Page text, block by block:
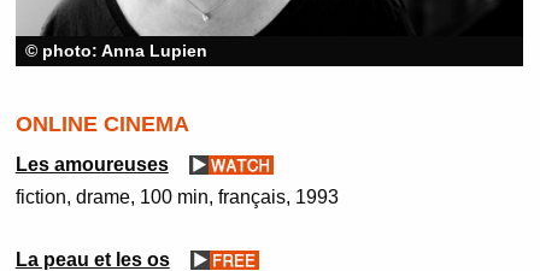
© photo: Anna Lupien
ONLINE CINEMA
Les amoureuses
fiction drame 100 min français 1993
La peau et les os